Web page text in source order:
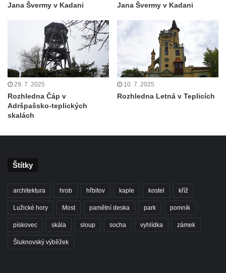
Jana Švermy v Kadani
Jana Švermy v Kadani
29. 7. 2025
Rozhledna Čáp v
Adršpašsko-teplických
skalách
10. 7. 2025
Rozhledna Letná v Teplicích
Štítky
architektura hrob hřbitov kaple kostel kříž
Lužické hory Most pamětní deska park pomník
pískovec skála sloup socha vyhlídka zámek
Šluknovský výběžek